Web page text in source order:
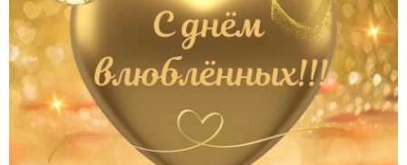
ПРАЗДНИКИ
С Днем рождения
Юбилей
Свадьба
Годовщина свадьбы
Календарь праздников